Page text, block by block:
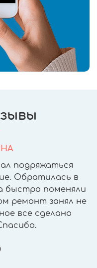
подряжаться
Обратилась в
быстро поменяли
ремонт занял не
все сделано